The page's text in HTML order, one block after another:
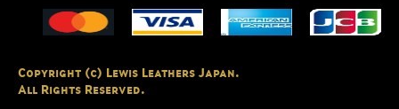
Copyright (c) Lewis Leathers Japan.
All Rights Reserved.